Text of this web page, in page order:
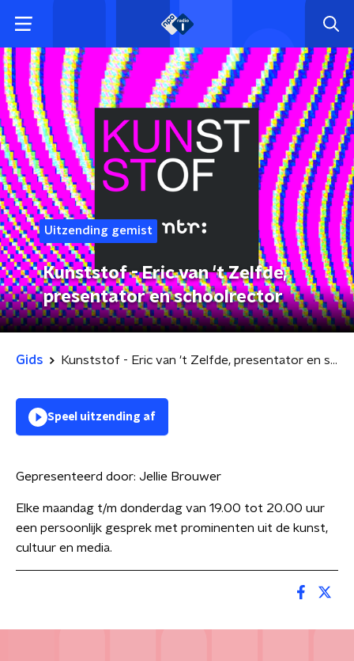
Uitzending gemist
Kunststof - Eric van 't Zelfde,
presentator en schoolrector
Gids Kunststof - Eric van 't Zelfde, presentator en schoolrector
Speel uitzending af
Gepresenteerd door: Jellie Brouwer
Elke maandag t/m donderdag van 19.00 tot 20.00 uur
een persoonlijk gesprek met prominenten uit de kunst,
cultuur en media.